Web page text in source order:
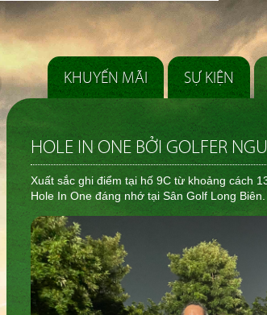
KHUYẾN MÃI SỰ KIỆN
HOLE IN ONE BỞI GOLFER
️Xuất sắc ghi điểm tại hố 9C từ khoảng cách
Hole In One đáng nhớ tại Sân Golf Long Biên.